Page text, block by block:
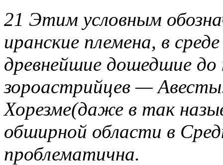
21 Этим условным
иранские племена, в
древнейшие дошедшие до
зороастрийцев —
Хорезме(даже в так
обширной области в
проблематична.